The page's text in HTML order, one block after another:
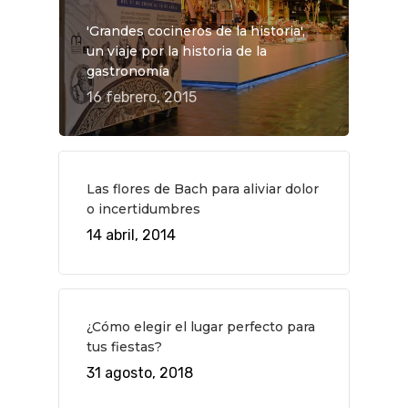
'Grandes cocineros de la historia',
un viaje por la historia de la
gastronomía
16 febrero, 2015
Las flores de Bach para aliviar dolor
o incertidumbres
14 abril, 2014
¿Cómo elegir el lugar perfecto para
tus fiestas?
31 agosto, 2018
Museos Y
Teatro
Restaurantes
Rutas Por Madrid
VIAJES
BEAUTY